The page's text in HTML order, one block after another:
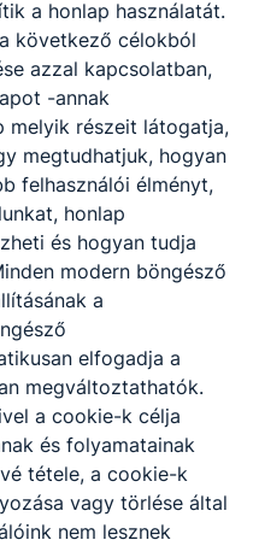
elemként készült
elemeket egymáshoz
technikák, eljárások
során a
nyomással vagy
módon, hogy a
oldható kapcsolat jön
magatartással
a munka tárgyára,
vonatkozó
és biztonsággal
fémalakító
gépeket,
zöket,
a honlap használatát.
a következő célokból
azzal kapcsolatban,
-annak
melyik részeit látogatja,
megtudhatjuk, hogyan
felhasználói élményt,
honlap
és hogyan tudja
modern böngésző
a
elfogadja a
megváltoztathatók.
a cookie-k célja
és folyamatainak
tétele, a cookie-k
vagy törlése által
nem lesznek